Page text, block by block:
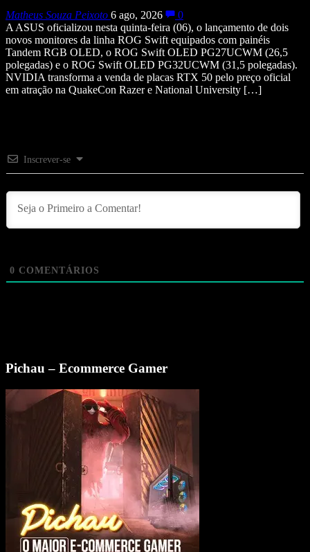
Matheus Souza Peixoto 6 ago, 2026
0
A ASUS oficializou nesta quinta-feira (06), o lançamento de dois
novos monitores da linha ROG Swift equipados com painéis
Tandem RGB OLED, o ROG Swift OLED PG27UCWM (26,5
polegadas) e o ROG Swift OLED PG32UCWM (31,5 polegadas).
NVIDIA transforma a venda de placas RTX 50 pelo preço oficial
em atração na QuakeCon Razer e National University […]
Inscrever-se
0 COMENTÁRIOS
Pichau – Ecommerce Gamer